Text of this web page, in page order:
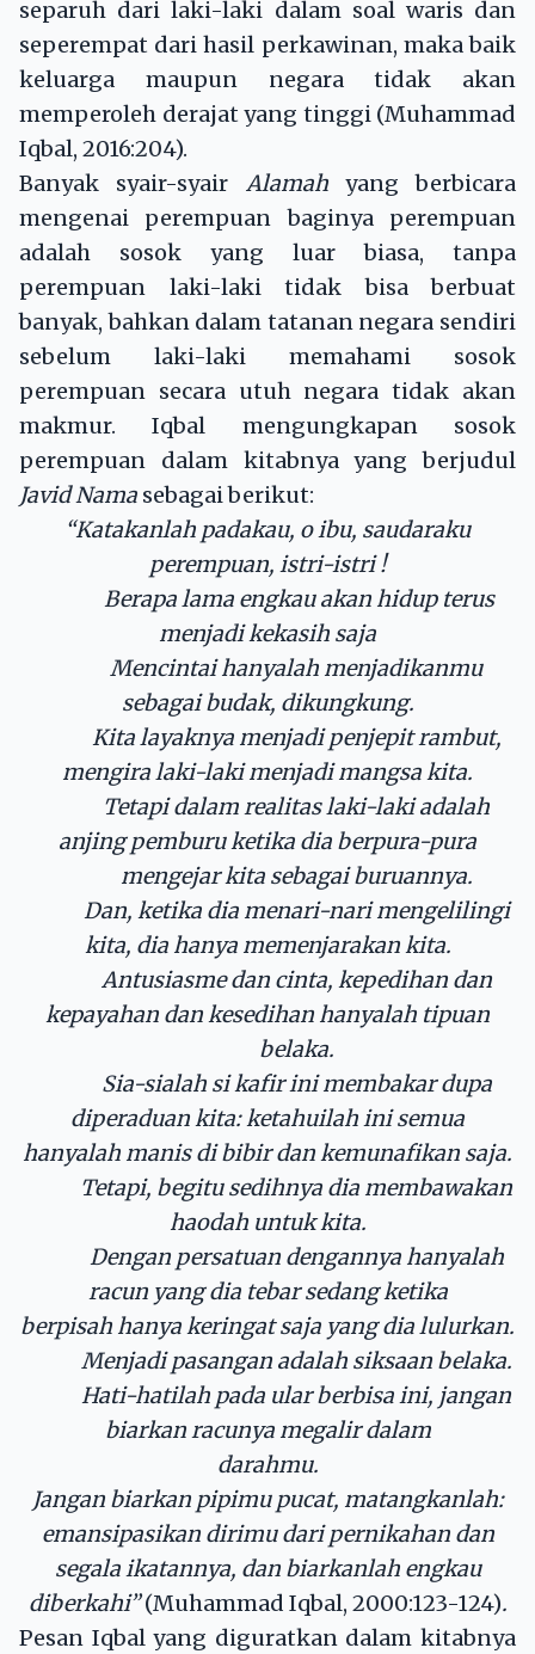
separuh dari laki-laki dalam soal waris dan
seperempat dari hasil perkawinan, maka baik
keluarga maupun negara tidak akan
memperoleh derajat yang tinggi (Muhammad
Iqbal, 2016:204).
Banyak syair-syair Alamah yang berbicara
mengenai perempuan baginya perempuan
adalah sosok yang luar biasa, tanpa
perempuan laki-laki tidak bisa berbuat
banyak, bahkan dalam tatanan negara sendiri
sebelum laki-laki memahami sosok
perempuan secara utuh negara tidak akan
makmur. Iqbal mengungkapan sosok
perempuan dalam kitabnya yang berjudul
Javid Nama sebagai berikut:
“Katakanlah padakau, o ibu, saudaraku
perempuan, istri-istri !
Berapa lama engkau akan hidup terus
menjadi kekasih saja
Mencintai hanyalah menjadikanmu
sebagai budak, dikungkung.
Kita layaknya menjadi penjepit rambut,
mengira laki-laki menjadi mangsa kita.
Tetapi dalam realitas laki-laki adalah
anjing pemburu ketika dia berpura-pura
mengejar kita sebagai buruannya.
Dan, ketika dia menari-nari mengelilingi
kita, dia hanya memenjarakan kita.
Antusiasme dan cinta, kepedihan dan
kepayahan dan kesedihan hanyalah tipuan
belaka.
Sia-sialah si kafir ini membakar dupa
diperaduan kita: ketahuilah ini semua
hanyalah manis di bibir dan kemunafikan saja.
Tetapi, begitu sedihnya dia membawakan
haodah untuk kita.
Dengan persatuan dengannya hanyalah
racun yang dia tebar sedang ketika
berpisah hanya keringat saja yang dia lulurkan.
Menjadi pasangan adalah siksaan belaka.
Hati-hatilah pada ular berbisa ini, jangan
biarkan racunya megalir dalam
darahmu.
Jangan biarkan pipimu pucat, matangkanlah:
emansipasikan dirimu dari pernikahan dan
segala ikatannya, dan biarkanlah engkau
diberkahi”(Muhammad Iqbal, 2000:123-124).
Pesan Iqbal yang diguratkan dalam kitabnya